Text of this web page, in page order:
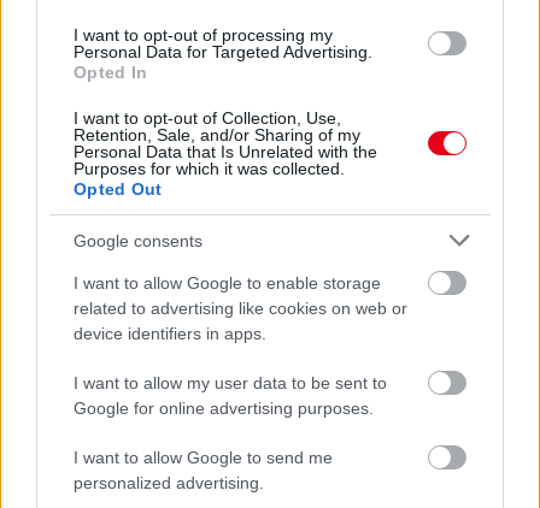
I want to opt-out of processing my
Personal Data for Targeted Advertising.
Opted In
I want to opt-out of Collection, Use,
Retention, Sale, and/or Sharing of my
Personal Data that Is Unrelated with the
Purposes for which it was collected.
Opted Out
Google consents
I want to allow Google to enable storage
related to advertising like cookies on web or
device identifiers in apps.
I want to allow my user data to be sent to
Google for online advertising purposes.
I want to allow Google to send me
personalized advertising.
1 napja
Russellen